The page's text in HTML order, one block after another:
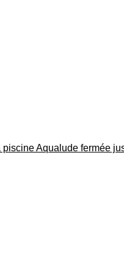
piscine Aqualude fermée